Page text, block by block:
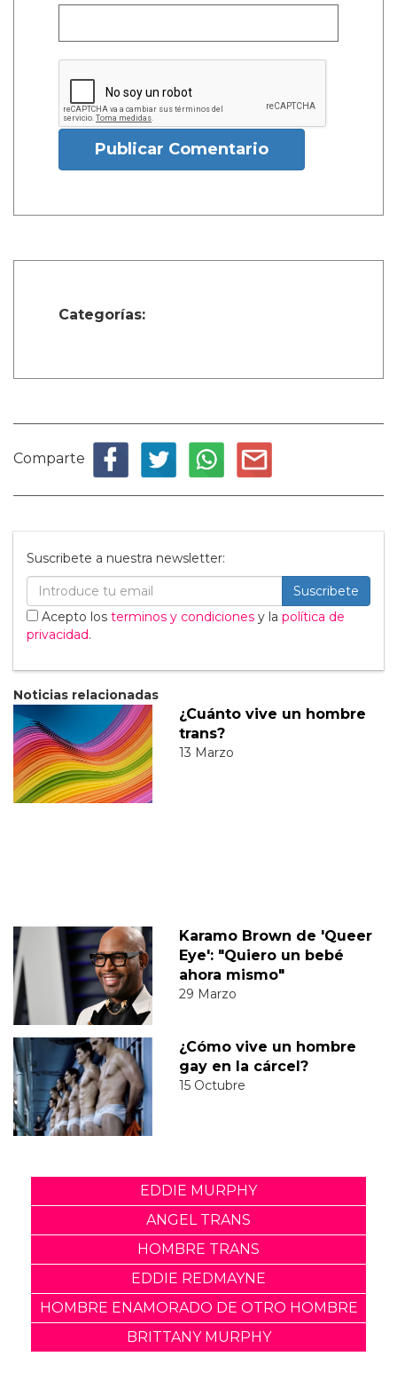
Publicar Comentario
Categorías:
Comparte
Suscribete a nuestra newsletter:
Suscribete
Acepto los terminos y condiciones y la política de
privacidad.
Noticias relacionadas
¿Cuánto vive un hombre
trans?
13 Marzo
Karamo Brown de 'Queer
Eye': "Quiero un bebé
ahora mismo"
29 Marzo
¿Cómo vive un hombre
gay en la cárcel?
15 Octubre
EDDIE MURPHY
ANGEL TRANS
HOMBRE TRANS
EDDIE REDMAYNE
HOMBRE ENAMORADO DE OTRO HOMBRE
BRITTANY MURPHY